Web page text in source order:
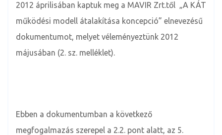
2012 áprilisában kaptuk meg a MAVIR Zrt.től „A KÁT
működési modell átalakítása koncepció” elnevezésű
dokumentumot, melyet véleményeztünk 2012
májusában (2. sz. melléklet).
Ebben a dokumentumban a következő
megfogalmazás szerepel a 2.2. pont alatt, az 5.